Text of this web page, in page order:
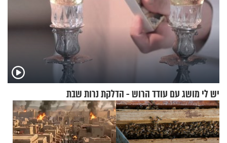
יש לי מושג עם עודד הרוש - הדלקת נרות שבת